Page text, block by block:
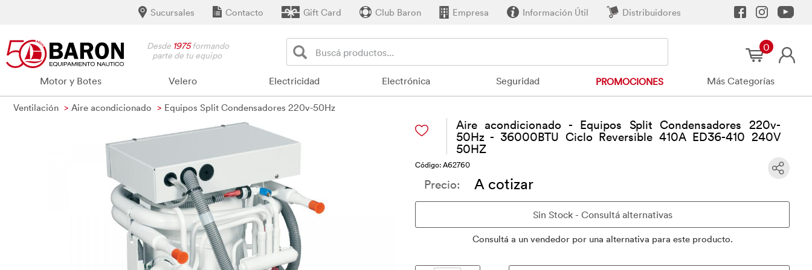
Distribuidores
Información Útil
Empresa
Club Baron
Gift Card
Contacto
Sucursales
Desde 1975formando
parte de tu equipo
0
Motor y Botes Velero Electricidad Electrónica Seguridad PROMOCIONES Más Categorías
Ventilación Aire acondicionado Equipos Split Condensadores 220v-50Hz
Aire acondicionado - Equipos Split Condensadores 220v-
50Hz - 36000BTU Ciclo Reversible 410A ED36-410 240V
50HZ
Código: A62760
Precio: A cotizar
Consultá a un vendedor por una alternativa para este producto.